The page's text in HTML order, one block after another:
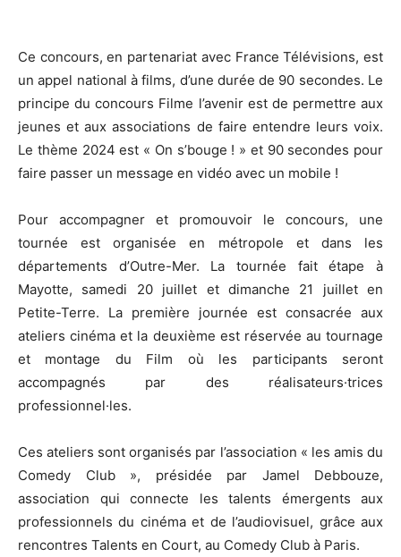
Ce concours, en partenariat avec France Télévisions, est
un appel national à films, d’une durée de 90 secondes. Le
principe du concours Filme l’avenir est de permettre aux
jeunes et aux associations de faire entendre leurs voix.
Le thème 2024 est « On s’bouge ! » et 90 secondes pour
faire passer un message en vidéo avec un mobile !
Pour accompagner et promouvoir le concours, une
tournée est organisée en métropole et dans les
départements d’Outre-Mer. La tournée fait étape à
Mayotte, samedi 20 juillet et dimanche 21 juillet en
Petite-Terre. La première journée est consacrée aux
ateliers cinéma et la deuxième est réservée au tournage
et montage du Film où les participants seront
accompagnés par des réalisateurs·trices
professionnel·les.
Ces ateliers sont organisés par l’association « les amis du
Comedy Club », présidée par Jamel Debbouze,
association qui connecte les talents émergents aux
professionnels du cinéma et de l’audiovisuel, grâce aux
rencontres Talents en Court, au Comedy Club à Paris.